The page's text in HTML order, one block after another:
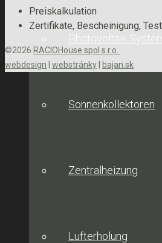
Photovoltaik
Sonnenkollektoren
Zentralheizung
Lufterholung
Preiskalkulation
Zertifikate, Bescheinigung,
©2026 RACIOHouse spol s.r.o.
webdesign
webstránky bajan.sk